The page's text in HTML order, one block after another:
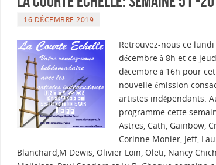
16 DÉCEMBRE 2019
Retrouvez-nous ce lundi
décembre à 8h et ce
décembre à 16h pour
nouvelle émission
artistes indépendants.
programme cette
Astres, Cath, Gainbow,
Corinne Monier, Jeff,
Blanchard,M Dewis, Olivier Loin, Oleti, Nancy